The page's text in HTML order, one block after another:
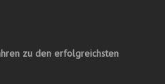
zu den erfolgreichsten